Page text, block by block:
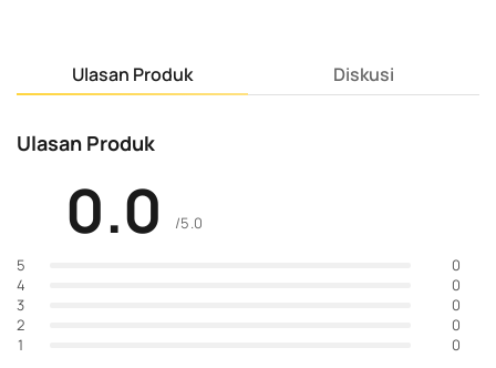
Ulasan Produk Diskusi
Ulasan Produk
0.0 /5.0
5
0
4
0
3
0
2
0
1
0